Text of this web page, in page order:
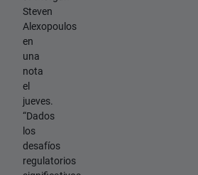
Steven
Alexopoulos
en
una
nota
el
jueves.
“Dados
los
desafíos
regulatorios